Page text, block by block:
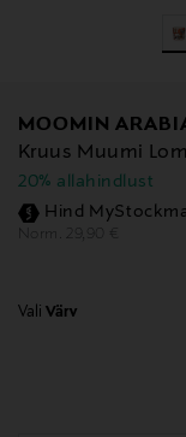
MOOMIN
Kruus Muumi
20% allahindlust
Hind
Norm. Original Price
29,90 €
Vali Värv